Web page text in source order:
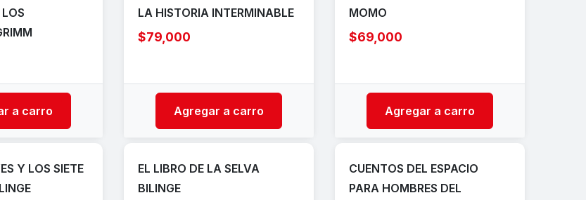
a carro
LA HISTORIA INTERMINABLE
$79,000
Agregar a carro
MOMO
$69,000
Agregar a carro
Y LOS SIETE
EL LIBRO DE LA SELVA
BILINGE
CUENTOS DEL ESPACIO
PARA HOMBRES DEL